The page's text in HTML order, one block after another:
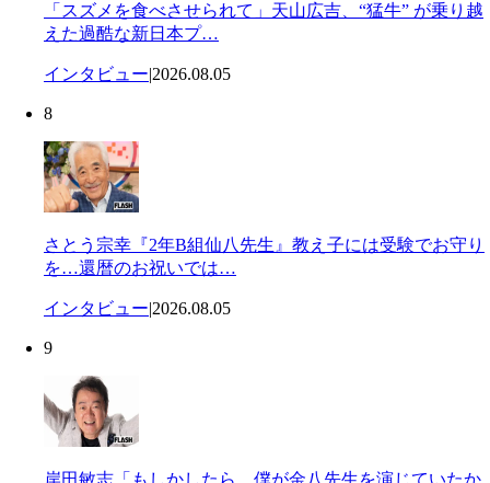
「スズメを食べさせられて」天山広吉、“猛牛” が乗り越
えた過酷な新日本プ…
インタビュー|2026.08.05
8
さとう宗幸『2年B組仙八先生』教え子には受験でお守り
を…還暦のお祝いでは…
インタビュー|2026.08.05
9